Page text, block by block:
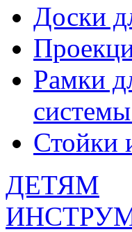
Доски
Рамки
системы
Стойки
ДЕТЯМ